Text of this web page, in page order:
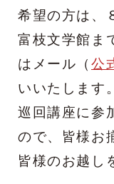
希望の方は、
富枝文学館ま
はメール（公
いいたします。
巡回講座に参
ので、皆様お
皆様のお越し